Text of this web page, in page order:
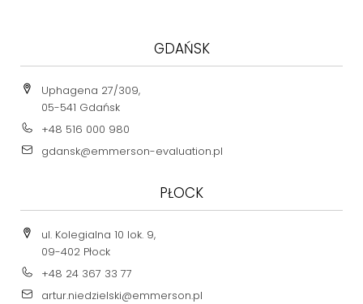
GDAŃSK
Uphagena 27/309,
05-541 Gdańsk
+48 516 000 980
gdansk@emmerson-evaluation.pl
PŁOCK
ul. Kolegialna 10 lok. 9,
09-402 Płock
+48 24 367 33 77
artur.niedzielski@emmerson.pl